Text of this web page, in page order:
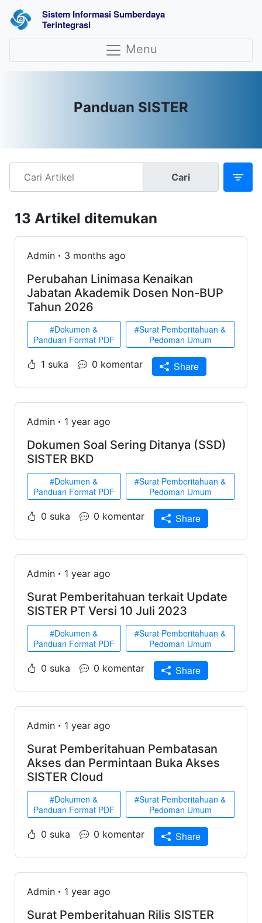
Sistem Informasi Sumberdaya
Terintegrasi
Menu
Panduan SISTER
Cari
13 Artikel ditemukan
Admin 3 months ago
Perubahan Linimasa Kenaikan
Jabatan Akademik Dosen Non-BUP
Tahun 2026
#Dokumen &
Panduan Format PDF
#Surat Pemberitahuan &
Pedoman Umum
1 suka 0 komentar Share
Admin 1 year ago
Dokumen Soal Sering Ditanya (SSD)
SISTER BKD
#Dokumen &
Panduan Format PDF
#Surat Pemberitahuan &
Pedoman Umum
0 suka 0 komentar Share
Admin 1 year ago
Surat Pemberitahuan terkait Update
SISTER PT Versi 10 Juli 2023
#Dokumen &
Panduan Format PDF
#Surat Pemberitahuan &
Pedoman Umum
0 suka 0 komentar Share
Admin 1 year ago
Surat Pemberitahuan Pembatasan
Akses dan Permintaan Buka Akses
SISTER Cloud
#Dokumen &
Panduan Format PDF
#Surat Pemberitahuan &
Pedoman Umum
0 suka 0 komentar Share
Admin 1 year ago
Surat Pemberitahuan Rilis SISTER